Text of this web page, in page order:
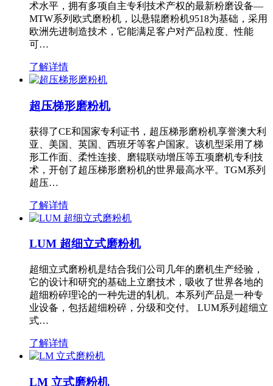
术水平，拥有多项自主专利技术产权的最新粉磨设备—
MTW系列欧式磨粉机，以悬辊磨粉机9518为基础，采用
欧洲先进制造技术，它能满足客户对产品粒度、性能
可…
了解详情
超压梯形磨粉机
获得了CE和国家专利证书，超压梯形磨粉机享誉澳大利
亚、美国、英国、西班牙等客户国家。该机型采用了梯
形工作面、柔性连接、磨辊联动增压等五项磨机专利技
术，开创了超压梯形磨粉机的世界最高水平。TGM系列
超压…
了解详情
LUM 超细立式磨粉机
超细立式磨粉机是结合我们公司几年的磨机生产经验，
它的设计和研究的基础上立磨技术，吸收了世界各地的
超细粉碎理论的一种先进的轧机。本系列产品是一种专
业设备，包括超细粉碎，分级和交付。 LUM系列超细立
式…
了解详情
LM 立式磨粉机